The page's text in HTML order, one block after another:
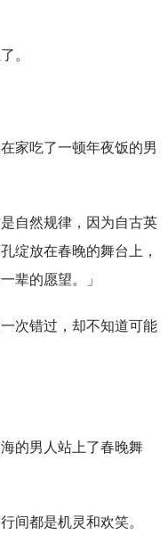
。
家吃了一顿年夜饭的男
自然规律，因为自古英
绽放在春晚的舞台上，
辈的愿望。」
次错过，却不知道可能
的男人站上了春晚舞
间都是机灵和欢笑。